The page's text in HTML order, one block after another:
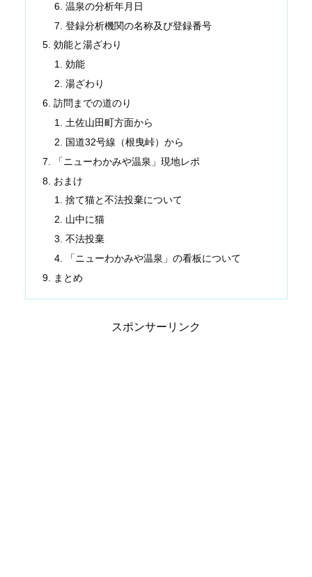
温泉の分析年月日
登録分析機関の名称及び登録番号
効能と湯ざわり
効能
湯ざわり
訪問までの道のり
土佐山田町方面から
国道32号線（根曳峠）から
「ニューわかみや温泉」現地レポ
おまけ
捨て猫と不法投棄について
山中に猫
不法投棄
「ニューわかみや温泉」の看板について
まとめ
スポンサーリンク